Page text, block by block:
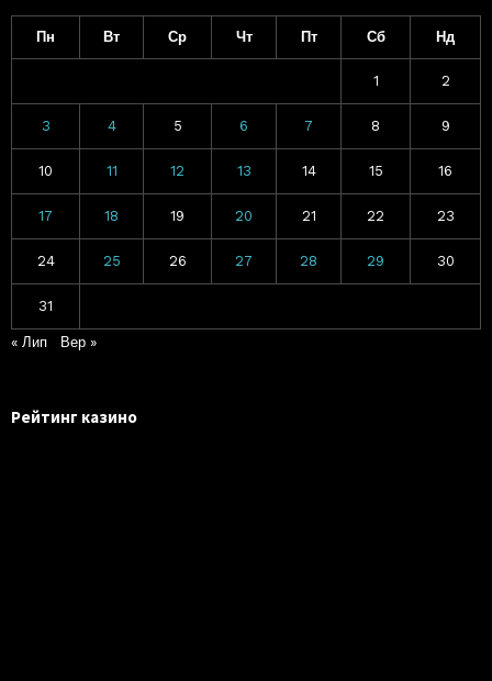
Пн Вт Ср Чт Пт Сб Нд
1 2
3 4 5 6 7 8 9
10 11 12 13 14 15 16
17 18 19 20 21 22 23
24 25 26 27 28 29 30
31
« Лип Вер »
Рейтинг казино